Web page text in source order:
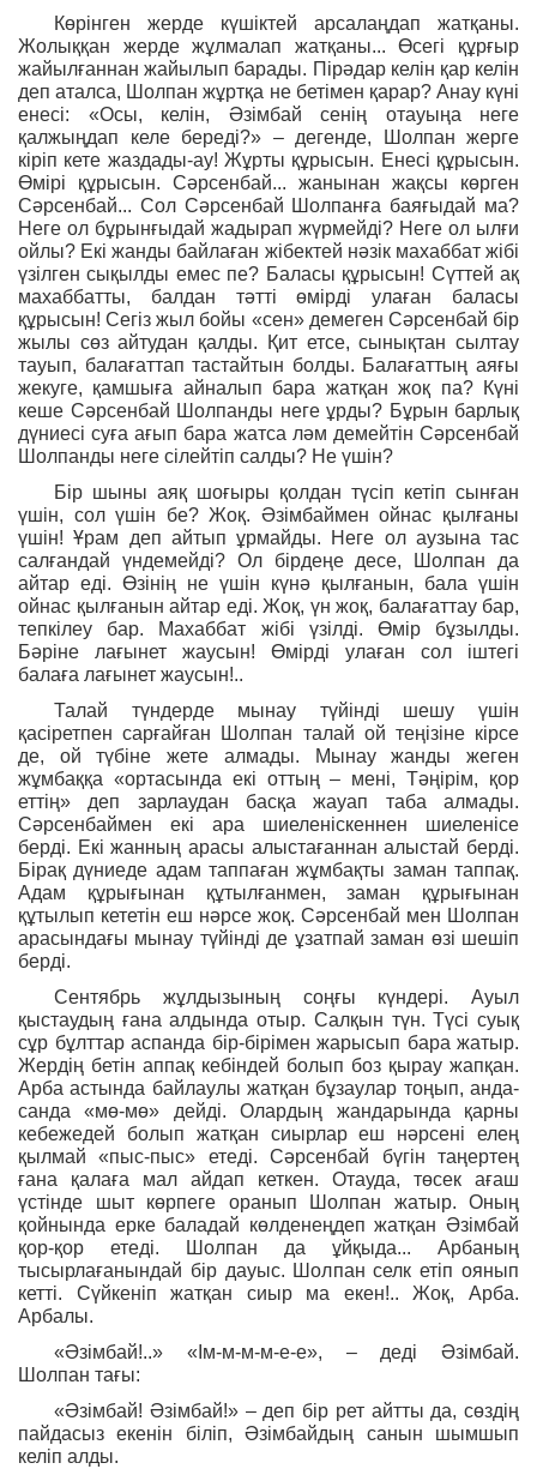
Көрінген жерде күшіктей арсалаңдап жатқаны.
Жолыққан жерде жұлмалап жатқаны... Өсегі құрғыр
жайылғаннан жайылып барады. Пірәдар келін қар келін
деп аталса, Шолпан жұртқа не бетімен қарар? Анау күні
енесі: «Осы, келін, Әзімбай сенің отауыңа неге
қалжыңдап келе береді?» – дегенде, Шолпан жерге
кіріп кете жаздады-ау! Жұрты құрысын. Енесі құрысын.
Өмірі құрысын. Сәрсенбай... жанынан жақсы көрген
Сәрсенбай... Сол Сәрсенбай Шолпанға баяғыдай ма?
Неге ол бұрынғыдай жадырап жүрмейді? Неге ол ылғи
ойлы? Екі жанды байлаған жібектей нәзік махаббат жібі
үзілген сықылды емес пе? Баласы құрысын! Сүттей ақ
махаббатты, балдан тәтті өмірді улаған баласы
құрысын! Сегіз жыл бойы «сен» демеген Сәрсенбай бір
жылы сөз айтудан қалды. Қит етсе, сынықтан сылтау
тауып, балағаттап тастайтын болды. Балағаттың аяғы
жекуге, қамшыға айналып бара жатқан жоқ па? Күні
кеше Сәрсенбай Шолпанды неге ұрды? Бұрын барлық
дүниесі суға ағып бара жатса ләм демейтін Сәрсенбай
Шолпанды неге сілейтіп салды? Не үшін?
Бір шыны аяқ шоғыры қолдан түсіп кетіп сынған
үшін, сол үшін бе? Жоқ. Әзімбаймен ойнас қылғаны
үшін! Ұрам деп айтып ұрмайды. Неге ол аузына тас
салғандай үндемейді? Ол бірдеңе десе, Шолпан да
айтар еді. Өзінің не үшін күнә қылғанын, бала үшін
ойнас қылғанын айтар еді. Жоқ, үн жоқ, балағаттау бар,
тепкілеу бар. Махаббат жібі үзілді. Өмір бұзылды.
Бәріне лағынет жаусын! Өмірді улаған сол іштегі
балаға лағынет жаусын!..
Талай түндерде мынау түйінді шешу үшін
қасіретпен сарғайған Шолпан талай ой теңізіне кірсе
де, ой түбіне жете алмады. Мынау жанды жеген
жұмбаққа «ортасында екі оттың – мені, Тәңірім, қор
еттің» деп зарлаудан басқа жауап таба алмады.
Сәрсенбаймен екі ара шиеленіскеннен шиеленісе
берді. Екі жанның арасы алыстағаннан алыстай берді.
Бірақ дүниеде адам таппаған жұмбақты заман таппақ.
Адам құрығынан құтылғанмен, заман құрығынан
құтылып кететін еш нәрсе жоқ. Сәрсенбай мен Шолпан
арасындағы мынау түйінді де ұзатпай заман өзі шешіп
берді.
Сентябрь жұлдызының соңғы күндері. Ауыл
қыстаудың ғана алдында отыр. Салқын түн. Түсі суық
сұр бұлттар аспанда бір-бірімен жарысып бара жатыр.
Жердің бетін аппақ кебіндей болып боз қырау жапқан.
Арба астында байлаулы жатқан бұзаулар тоңып, анда-
санда «мө-мө» дейді. Олардың жандарында қарны
кебежедей болып жатқан сиырлар еш нәрсені елең
қылмай «пыс-пыс» етеді. Сәрсенбай бүгін таңертең
ғана қалаға мал айдап кеткен. Отауда, төсек ағаш
үстінде шыт көрпеге оранып Шолпан жатыр. Оның
қойнында ерке баладай көлденеңдеп жатқан Әзімбай
қор-қор етеді. Шолпан да ұйқыда... Арбаның
тысырлағанындай бір дауыс. Шолпан селк етіп оянып
кетті. Сүйкеніп жатқан сиыр ма екен!.. Жоқ, Арба.
Арбалы.
«Әзімбай!..» «Ім-м-м-м-е-е», – деді Әзімбай.
Шолпан тағы:
«Әзімбай! Әзімбай!» – деп бір рет айтты да, сөздің
пайдасыз екенін біліп, Әзімбайдың санын шымшып
келіп алды.